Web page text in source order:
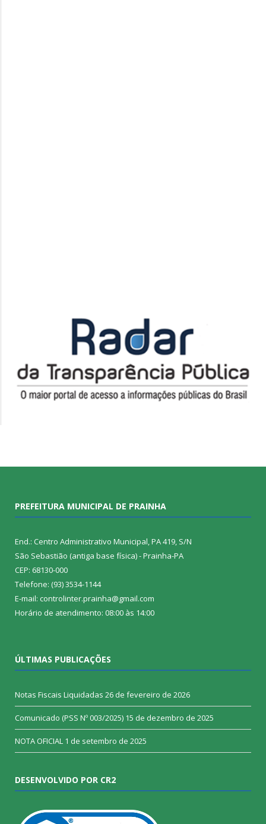
PREFEITURA MUNICIPAL DE PRAINHA
End.: Centro Administrativo Municipal, PA 419, S/N
São Sebastião (antiga base física) - Prainha-PA
CEP: 68130-000
Telefone: (93) 3534-1144
E-mail: controlinter.prainha@gmail.com
Horário de atendimento: 08:00 às 14:00
ÚLTIMAS PUBLICAÇÕES
Notas Fiscais Liquidadas 26 de fevereiro de 2026
Comunicado (PSS Nº 003/2025) 15 de dezembro de 2025
NOTA OFICIAL 1 de setembro de 2025
DESENVOLVIDO POR CR2